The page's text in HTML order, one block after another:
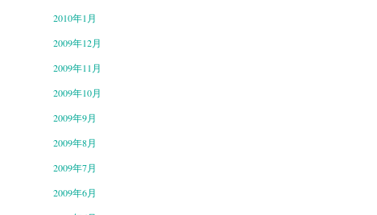
2010年1月
2009年12月
2009年11月
2009年10月
2009年9月
2009年8月
2009年7月
2009年6月